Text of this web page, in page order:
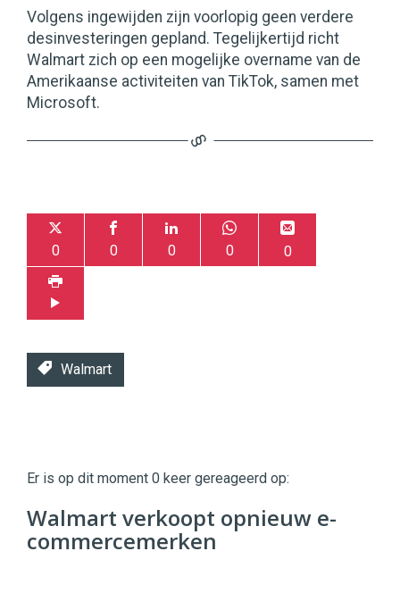
Volgens ingewijden zijn voorlopig geen verdere
desinvesteringen gepland. Tegelijkertijd richt
Walmart zich op een mogelijke overname van de
Amerikaanse activiteiten van TikTok, samen met
Microsoft.
0 0 0 0 0
Walmart
|
Digital
Commercehttps://twinklemagazine.nl
9654
Er is op dit moment 0 keer gereageerd op:
Walmart verkoopt opnieuw e-
commercemerken